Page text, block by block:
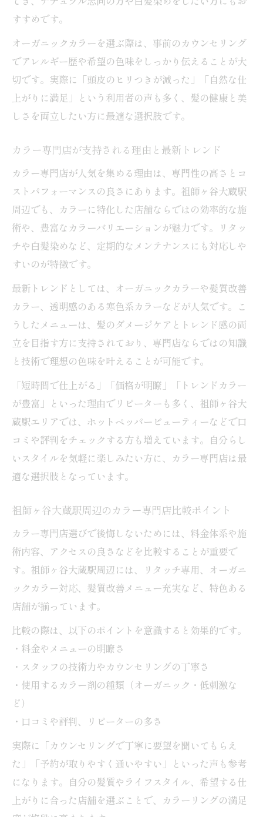
術
カラー専門店利用時の予約やアクセスのポ
イント
通いやすいカラー専門店で実感する継続ケ
ア効果
すすめです。
オーガニックカラーを選ぶ際は、事前のカウンセリング
でアレルギー歴や希望の色味をしっかり伝えることが大
切です。実際に「頭皮のヒリつきが減った」「自然な仕
上がりに満足」という利用者の声も多く、髪の健康と美
しさを両立したい方に最適な選択肢です。
カラー専門店が支持される理由と最新トレンド
カラー専門店が人気を集める理由は、専門性の高さとコ
ストパフォーマンスの良さにあります。祖師ヶ谷大蔵駅
周辺でも、カラーに特化した店舗ならではの効率的な施
術や、豊富なカラーバリエーションが魅力です。リタッ
チや白髪染めなど、定期的なメンテナンスにも対応しや
すいのが特徴です。
最新トレンドとしては、オーガニックカラーや髪質改善
カラー、透明感のある寒色系カラーなどが人気です。こ
うしたメニューは、髪のダメージケアとトレンド感の両
立を目指す方に支持されており、専門店ならではの知識
と技術で理想の色味を叶えることが可能です。
「短時間で仕上がる」「価格が明瞭」「トレンドカラー
が豊富」といった理由でリピーターも多く、祖師ヶ谷大
蔵駅エリアでは、ホットペッパービューティーなどで口
コミや評判をチェックする方も増えています。自分らし
いスタイルを気軽に楽しみたい方に、カラー専門店は最
適な選択肢となっています。
祖師ヶ谷大蔵駅周辺のカラー専門店比較ポイント
カラー専門店選びで後悔しないためには、料金体系や施
術内容、アクセスの良さなどを比較することが重要で
す。祖師ヶ谷大蔵駅周辺には、リタッチ専用、オーガニ
ックカラー対応、髪質改善メニュー充実など、特色ある
店舗が揃っています。
比較の際は、以下のポイントを意識すると効果的です。
・料金やメニューの明瞭さ
・スタッフの技術力やカウンセリングの丁寧さ
・使用するカラー剤の種類（オーガニック・低刺激な
ど）
・口コミや評判、リピーターの多さ
実際に「カウンセリングで丁寧に要望を聞いてもらえ
た」「予約が取りやすく通いやすい」といった声も参考
になります。自分の髪質やライフスタイル、希望する仕
上がりに合った店舗を選ぶことで、カラーリングの満足